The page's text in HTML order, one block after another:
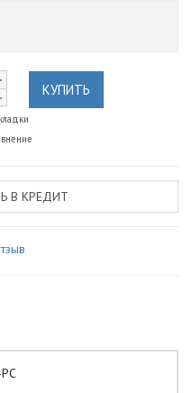
КУПИТЬ
В КРЕДИТ